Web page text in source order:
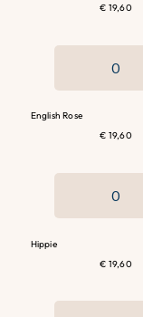
€ 19,60
English Rose
€ 19,60
Hippie
€ 19,60